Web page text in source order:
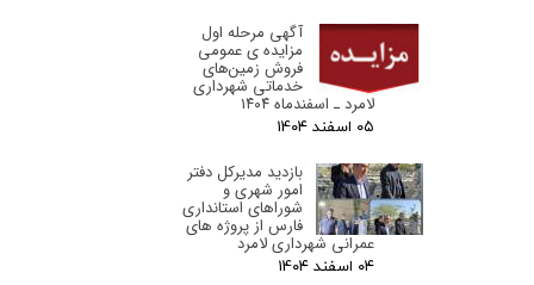
آگهی مرحله اول
مزایده ی عمومی
فروش زمین‌های
خدماتی شهرداری
لامرد ـ اسفندماه ۱۴۰۴
۰۵ اسفند ۰۴
بازدید مدیرکل دفتر
امور شهری و
شوراهای استانداری
فارس از پروژه های
عمرانی شهرداری لامرد
۰۴ اسفند ۰۴